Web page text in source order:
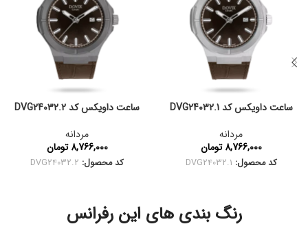
ساعت داویکس کد DVG24032.1
مردانه
8,766,000 تومان
کد محصول: DVG24032.1
ساعت داویکس کد DVG24032.2
مردانه
8,766,000 تومان
کد محصول: DVG24032.2
رنگ بندی های این رفرانس